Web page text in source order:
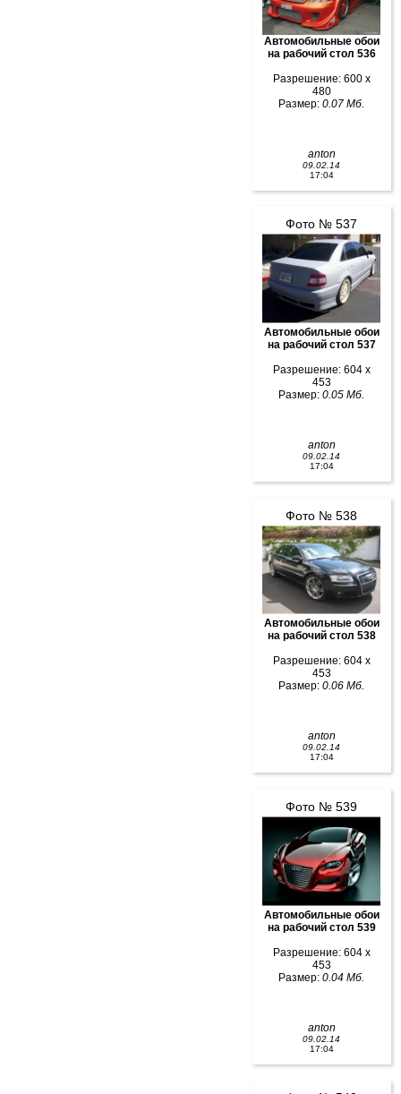
Автомобильные обои
на рабочий стол 536
Разрешение: 600 x
480
Размер: 0.07 Мб.
anton
09.02.14
17:04
Фото № 537
Автомобильные обои
на рабочий стол 537
Разрешение: 604 x
453
Размер: 0.05 Мб.
anton
09.02.14
17:04
Фото № 538
Автомобильные обои
на рабочий стол 538
Разрешение: 604 x
453
Размер: 0.06 Мб.
anton
09.02.14
17:04
Фото № 539
Автомобильные обои
на рабочий стол 539
Разрешение: 604 x
453
Размер: 0.04 Мб.
anton
09.02.14
17:04